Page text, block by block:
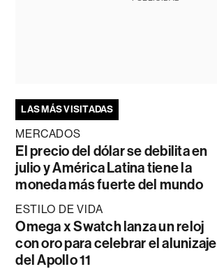
LAS MÁS VISITADAS
MERCADOS
El precio del dólar se debilita en
julio y América Latina tiene la
moneda más fuerte del mundo
ESTILO DE VIDA
Omega x Swatch lanza un reloj
con oro para celebrar el alunizaje
del Apollo 11